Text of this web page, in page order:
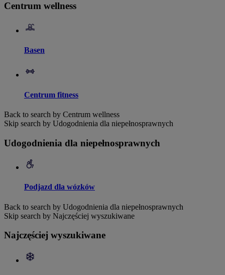
Centrum wellness
Basen
Centrum fitness
Back to search by Centrum wellness
Skip search by Udogodnienia dla niepełnosprawnych
Udogodnienia dla niepełnosprawnych
Podjazd dla wózków
Back to search by Udogodnienia dla niepełnosprawnych
Skip search by Najczęściej wyszukiwane
Najczęściej wyszukiwane